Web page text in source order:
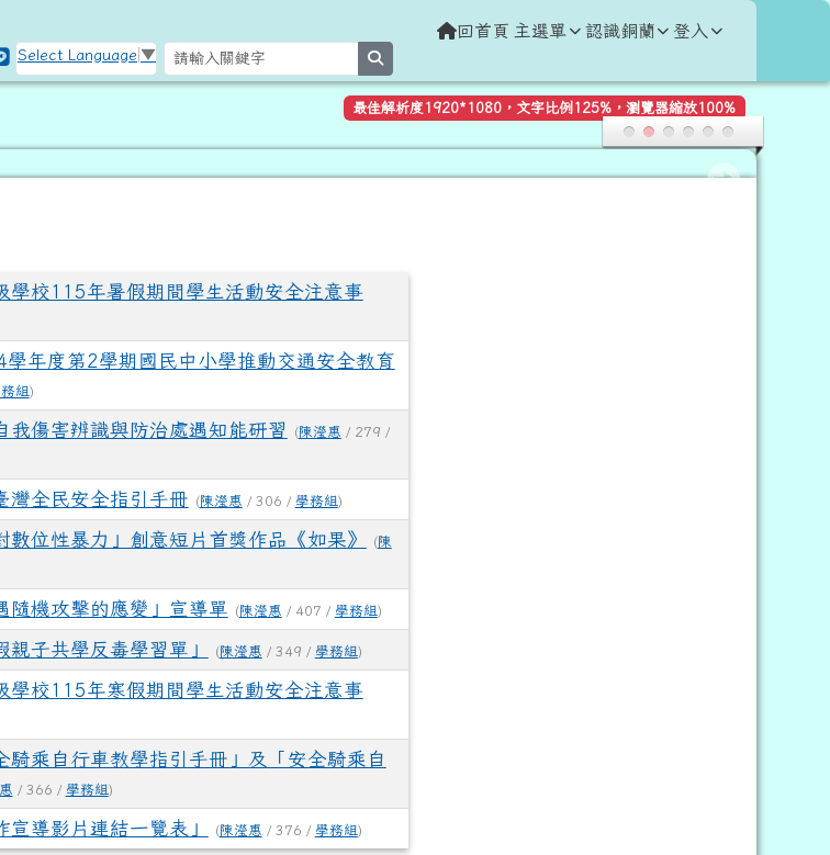
Select Language ▼
回首頁 主選單 認識銅蘭 登入
最佳解析度1920*1080，文字比例125%，瀏覽器縮放100%
學校115年暑假期間學生活動安全注意事
學年度第2學期國民中小學推動交通安全教育
組)
我傷害辨識與防治處遇知能研習 (陳瀅惠 / 279 /
灣全民安全指引手冊 (陳瀅惠 / 306 / 學務組)
數位性暴力」創意短片首獎作品《如果》 (陳
隨機攻擊的應變」宣導單 (陳瀅惠 / 407 / 學務組)
親子共學反毒學習單」 (陳瀅惠 / 349 / 學務組)
學校115年寒假期間學生活動安全注意事
騎乘自行車教學指引手冊」及「安全騎乘自
/ 366 / 學務組)
宣導影片連結一覽表」 (陳瀅惠 / 376 / 學務組)